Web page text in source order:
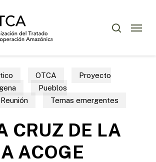
Menu
OTCA
Proyecto
Pueblos
Reunión Temas emergentes
CRUZ DE LA
ACOGE